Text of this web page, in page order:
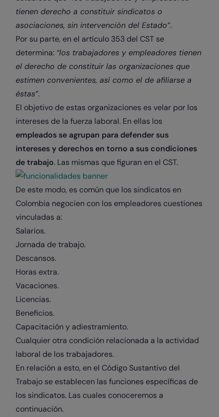
tienen derecho a constituir sindicatos o
asociaciones, sin intervención del Estado”.
Por su parte, en el artículo 353 del CST se
determina: “los trabajadores y empleadores tienen
el derecho de constituir las organizaciones que
estimen convenientes, así como el de afiliarse a
éstas”.
El objetivo de estas organizaciones es velar por los
intereses de la fuerza laboral. En ellas los
empleados se agrupan para defender sus
intereses y derechos en torno a sus condiciones
de trabajo. Las mismas que figuran en el CST.
De este modo, es común que los sindicatos en
Colombia negocien con los empleadores cuestiones
vinculadas a:
Salarios.
Jornada de trabajo.
Descansos.
Horas extra.
Vacaciones.
Licencias.
Beneficios.
Capacitación y adiestramiento.
Cualquier otra condición relacionada a la actividad
laboral de los trabajadores.
En relación a esto, en el Código Sustantivo del
Trabajo se establecen las funciones específicas de
los sindicatos. Las cuales conoceremos a
continuación.